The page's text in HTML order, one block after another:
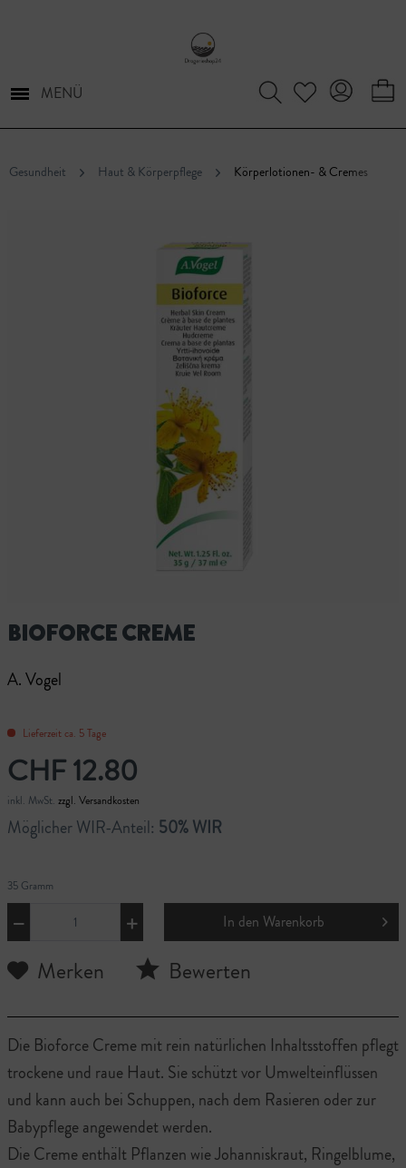
MENÜ
Gesundheit Haut & Körperpflege Körperlotionen- & Cremes
BIOFORCE CREME
A. Vogel
Lieferzeit ca. 5 Tage
CHF 12.80
inkl. MwSt. zzgl. Versandkosten
Möglicher WIR-Anteil: 50% WIR
35 Gramm
In den Warenkorb
Merken Bewerten
Die Bioforce Creme mit rein natürlichen Inhaltsstoffen pflegt
trockene und raue Haut. Sie schützt vor Umwelteinflüssen
und kann auch bei Schuppen, nach dem Rasieren oder zur
Babypflege angewendet werden.
Die Creme enthält Pflanzen wie Johanniskraut, Ringelblume,